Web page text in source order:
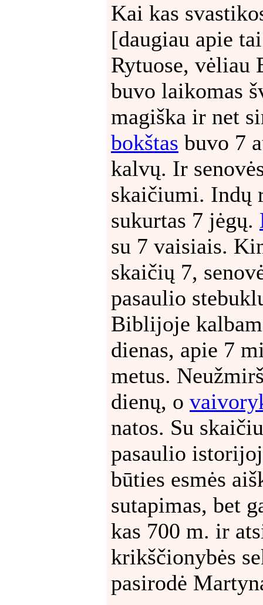
Kai kas
[daugiau apie
Rytuose, vėliau
buvo laikomas
magiška ir net
bokštas buvo 7
kalvų. Ir
skaičiumi. Indų
sukurtas 7 jėgų.
su 7 vaisiais.
skaičių 7,
pasaulio
Biblijoje
dienas, apie 7
metus.
dienų, o
natos. Su
pasaulio
būties esmės
sutapimas, bet
kas 700 m. ir
krikščionybės
pasirodė